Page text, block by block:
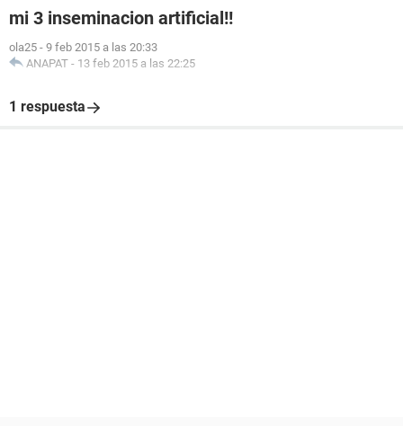
mi 3 inseminacion artificial!!
ola25 - 9 feb 2015 a las 20:33
ANAPAT - 13 feb 2015 a las 22:25
1 respuesta